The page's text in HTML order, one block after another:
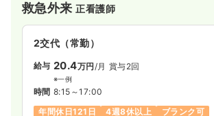
る病院となることを目指しています。今後、
の設立に向け救急医療や災害派遣医療チーム
れています。
救急外来正看護師
2交代（常勤）
給与 20.4万円/月 賞与2回
※一例
時間 8:15～17:00
年間休日121日
4週8休以上
ブランク可